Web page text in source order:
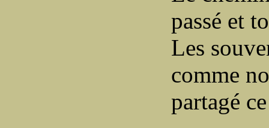
passé et
Les
comme
partagé